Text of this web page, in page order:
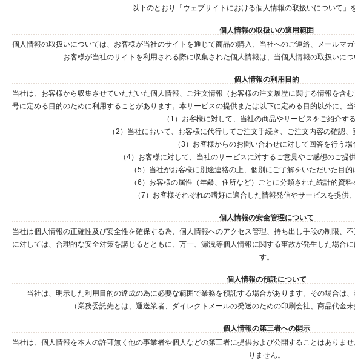
以下のとおり「ウェブサイトにおける個人情報の取扱いについて」
個人情報の取扱いの適用範囲
個人情報の取扱いについては、お客様が当社のサイトを通じて商品の購入、当社へのご連絡、メールマ
お客様が当社のサイトを利用される際に収集された個人情報は、当個人情報の取扱いにつ
個人情報の利用目的
当社は、お客様から収集させていただいた個人情報、ご注文情報（お客様の注文履歴に関する情報を含
号に定める目的のために利用することがあります。本サービスの提供または以下に定める目的以外に、
（1）お客様に対して、当社の商品やサービスをご紹介す
（2）当社において、お客様に代行してご注文手続き、ご注文内容の確認
（3）お客様からのお問い合わせに対して回答を行う場
（4）お客様に対して、当社のサービスに対するご意見やご感想のご提
（5）当社がお客様に別途連絡の上、個別にご了解をいただいた目
（6）お客様の属性（年齢、住所など）ごとに分類された統計的資
（7）お客様それぞれの嗜好に適合した情報発信やサービスを提供
個人情報の安全管理について
当社は個人情報の正確性及び安全性を確保する為、個人情報へのアクセス管理、持ち出し手段の制限、
に対しては、合理的な安全対策を講じるとともに、万一、漏洩等個人情報に関する事故が発生した場合
す。
個人情報の預託について
当社は、明示した利用目的の達成の為に必要な範囲で業務を預託する場合があります。その場合は
（業務委託先とは、運送業者、ダイレクトメールの発送のための印刷会社、商品代金
個人情報の第三者への開示
当社は、個人情報を本人の許可無く他の事業者や個人などの第三者に提供および公開することはありま
りません。